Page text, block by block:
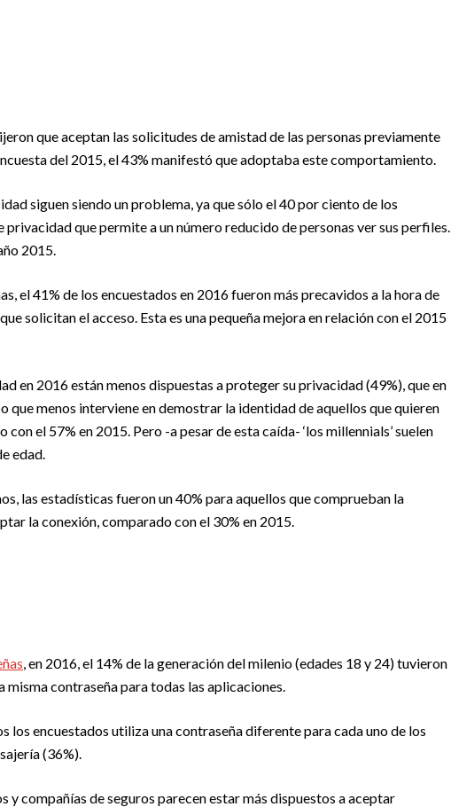
que aceptan las solicitudes de amistad de las personas previamente
del 2015, el 43% manifestó que adoptaba este comportamiento.
siguen siendo un problema, ya que sólo el 40 por ciento de los
que permite a un número reducido de personas ver sus perfiles.
2015.
el 41% de los encuestados en 2016 fueron más precavidos a la hora de
solicitan el acceso. Esta es una pequeña mejora en relación con el 2015
en 2016 están menos dispuestas a proteger su privacidad (49%), que en
que menos interviene en demostrar la identidad de aquellos que quieren
el 57% en 2015. Pero -a pesar de esta caída- ‘los millennials’ suelen
edad.
las estadísticas fueron un 40% para aquellos que comprueban la
la conexión, comparado con el 30% en 2015.
, en 2016, el 14% de la generación del milenio (edades 18 y 24) tuvieron
contraseña para todas las aplicaciones.
los encuestados utiliza una contraseña diferente para cada uno de los
(36%).
y compañías de seguros parecen estar más dispuestos a aceptar